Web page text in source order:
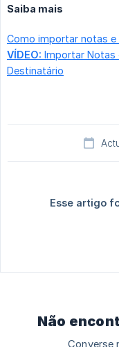
Saiba mais
Como importar notas
VÍDEO: Importar Notas
Destinatário
Esse artigo
Não
Converse